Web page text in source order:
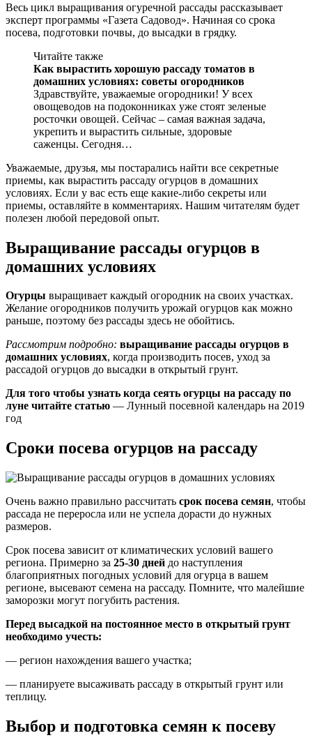
Весь цикл выращивания огуречной рассады рассказывает
эксперт программы «Газета Садовод». Начиная со срока
посева, подготовки почвы, до высадки в грядку.
Читайте также
Как вырастить хорошую рассаду томатов в
домашних условиях: советы огородников
Здравствуйте, уважаемые огородники! У всех
овощеводов на подоконниках уже стоят зеленые
росточки овощей. Сейчас – самая важная задача,
укрепить и вырастить сильные, здоровые
саженцы. Сегодня…
Уважаемые, друзья, мы постарались найти все секретные
приемы, как вырастить рассаду огурцов в домашних
условиях. Если у вас есть еще какие-либо секреты или
приемы, оставляйте в комментариях. Нашим читателям будет
полезен любой передовой опыт.
Выращивание рассады огурцов в
домашних условиях
Огурцы выращивает каждый огородник на своих участках.
Желание огородников получить урожай огурцов как можно
раньше, поэтому без рассады здесь не обойтись.
Рассмотрим подробно: выращивание рассады огурцов в
домашних условиях, когда производить посев, уход за
рассадой огурцов до высадки в открытый грунт.
Для того чтобы узнать когда сеять огурцы на рассаду по
луне читайте статью — Лунный посевной календарь на 2019
год
Сроки посева огурцов на рассаду
Очень важно правильно рассчитать срок посева семян, чтобы
рассада не переросла или не успела дорасти до нужных
размеров.
Срок посева зависит от климатических условий вашего
региона. Примерно за 25-30 дней до наступления
благоприятных погодных условий для огурца в вашем
регионе, высевают семена на рассаду. Помните, что малейшие
заморозки могут погубить растения.
Перед высадкой на постоянное место в открытый грунт
необходимо учесть:
— регион нахождения вашего участка;
— планируете высаживать рассаду в открытый грунт или
теплицу.
Выбор и подготовка семян к посеву